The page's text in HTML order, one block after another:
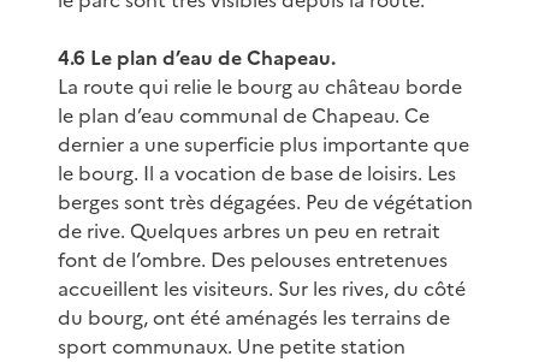
4.6 Le plan d’eau de Chapeau.
La route qui relie le bourg au château borde
le plan d’eau communal de Chapeau. Ce
dernier a une superficie plus importante que
le bourg. Il a vocation de base de loisirs. Les
berges sont très dégagées. Peu de végétation
de rive. Quelques arbres un peu en retrait
font de l’ombre. Des pelouses entretenues
accueillent les visiteurs. Sur les rives, du côté
du bourg, ont été aménagés les terrains de
sport communaux. Une petite station